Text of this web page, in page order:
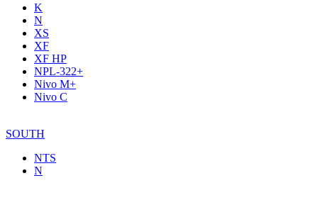
K
N
XS
XF
XF НР
NPL-322+
Nivo M+
Nivo C
SOUTH
NTS
N